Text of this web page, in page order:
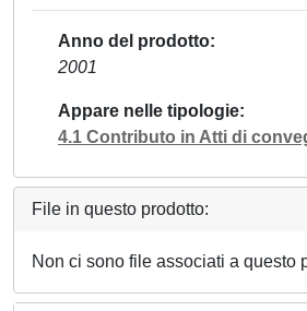
Anno del prodotto
2001
Appare nelle tipologie
4.1 Contributo in Atti di
File in questo prodotto:
Non ci sono file associati a questo